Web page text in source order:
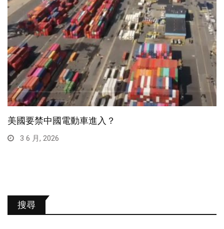
美國要禁中國電動車進入？
3 6 月, 2026
搜尋